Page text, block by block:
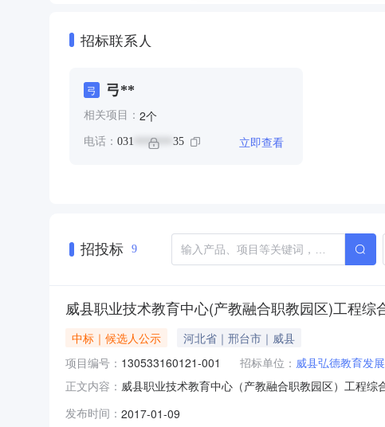
招标联系人
弓 弓**
相关项目： 2个
电话： 031 ******* 35 立即查看
招投标 9
威县职业技术教育中心(产教融合职教园区)工程综
中标｜候选人公示
河北省｜邢台市｜威县
项目编号： 130533160121-001 招标单位： 威县弘德教育发
正文内容： 威县职业技术教育中心（产教融合职教园区）工程
教育中心（产教融合职教园区）工程综合楼、图书信
发布时间： 2017-01-09